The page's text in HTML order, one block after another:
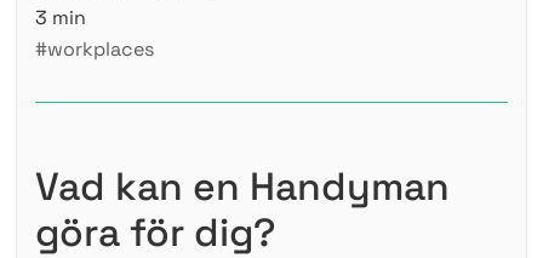
3 min
#workplaces
Vad kan en Handyman
göra för dig?